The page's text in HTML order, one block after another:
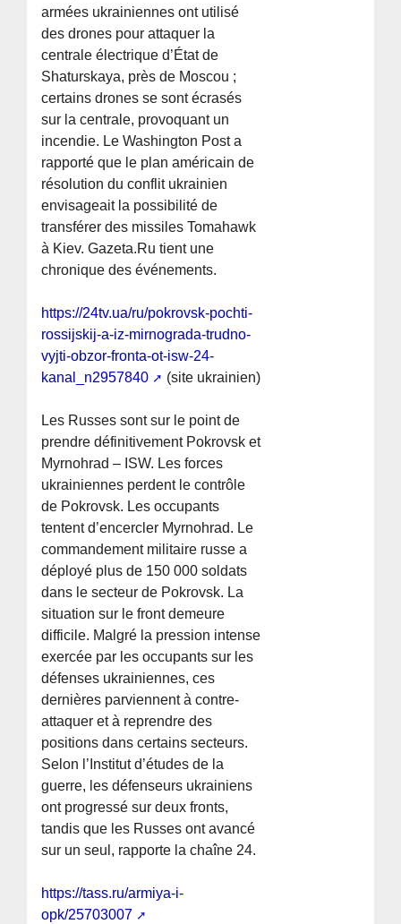
armées ukrainiennes ont utilisé
des drones pour attaquer la
centrale électrique d’État de
Shaturskaya, près de Moscou ;
certains drones se sont écrasés
sur la centrale, provoquant un
incendie. Le Washington Post a
rapporté que le plan américain de
résolution du conflit ukrainien
envisageait la possibilité de
transférer des missiles Tomahawk
à Kiev. Gazeta.Ru tient une
chronique des événements.
https://24tv.ua/ru/pokrovsk-pochti-
rossijskij-a-iz-mirnograda-trudno-
vyjti-obzor-fronta-ot-isw-24-
kanal_n2957840
(site ukrainien)
Les Russes sont sur le point de
prendre définitivement Pokrovsk et
Myrnohrad – ISW. Les forces
ukrainiennes perdent le contrôle
de Pokrovsk. Les occupants
tentent d’encercler Myrnohrad. Le
commandement militaire russe a
déployé plus de 150 000 soldats
dans le secteur de Pokrovsk. La
situation sur le front demeure
difficile. Malgré la pression intense
exercée par les occupants sur les
défenses ukrainiennes, ces
dernières parviennent à contre-
attaquer et à reprendre des
positions dans certains secteurs.
Selon l’Institut d’études de la
guerre, les défenseurs ukrainiens
ont progressé sur deux fronts,
tandis que les Russes ont avancé
sur un seul, rapporte la chaîne 24.
https://tass.ru/armiya-i-
opk/25703007